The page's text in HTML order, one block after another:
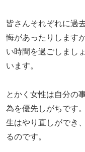
皆さんそれぞれに過
悔があったりします
い時間を過ごしまし
います。
とかく女性は自分の
為を優先しがちです
生はやり直しができ
るのです。